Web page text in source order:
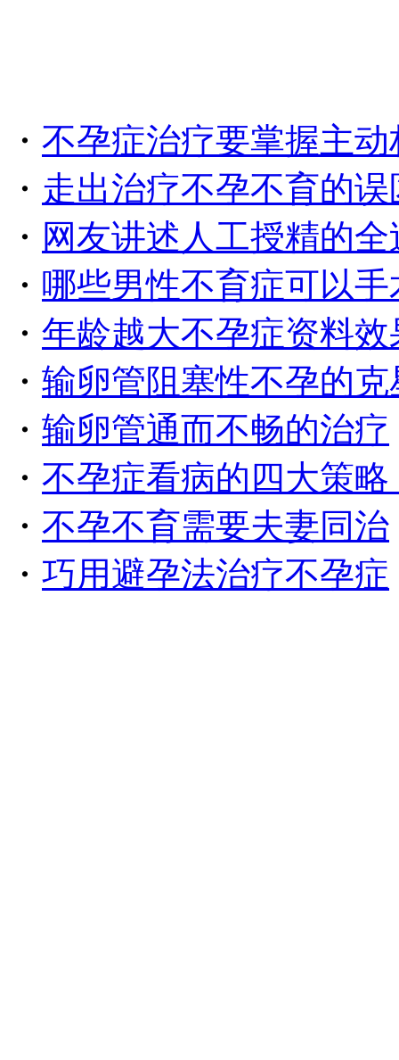
・ 不孕症治疗要掌握主
・ 走出治疗不孕不育的误
・ 网友讲述人工授精的
・ 哪些男性不育症可以
・ 年龄越大不孕症资料效
・ 输卵管阻塞性不孕的
・ 输卵管通而不畅的治疗
・ 不孕症看病的四大策略
・ 不孕不育需要夫妻同治
・ 巧用避孕法治疗不孕症